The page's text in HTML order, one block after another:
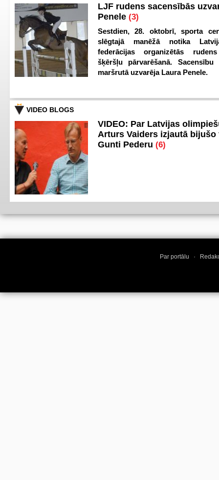
LJF rudens sacensībās
Penele (3)
Sestdien, 28. oktobrī, sporta
slēgtajā manēžā notika
federācijas organizētās
šķēršļu pārvarēšanā. Sacensību
maršrutā uzvarēja Laura Penele.
VIDEO BLOGS
VIDEO: Par Latvijas
Arturs Vaiders izjautā bijušo
Gunti Pederu (6)
Par portālu ·